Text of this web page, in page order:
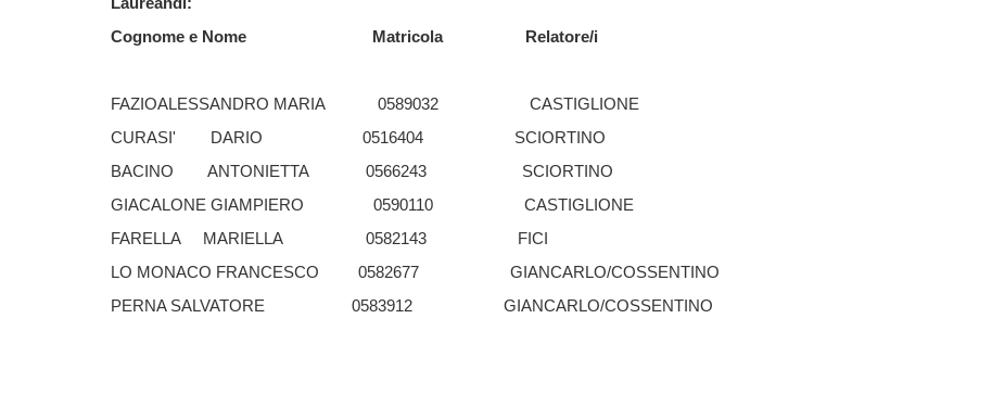
Cognome e Nome
Matricola Relatore/i
FAZIOALESSANDRO MARIA 0589032
CASTIGLIONE
CURASI'
DARIO 0516404
SCIORTINO
BACINO
ANTONIETTA 0566243
SCIORTINO
GIACALONE GIAMPIERO
0590110
CASTIGLIONE
FARELLA
MARIELLA 0582143
FICI
LO MONACO FRANCESCO
0582677
GIANCARLO/COSSENTINO
PERNA SALVATORE
0583912 GIANCARLO/COSSENTINO